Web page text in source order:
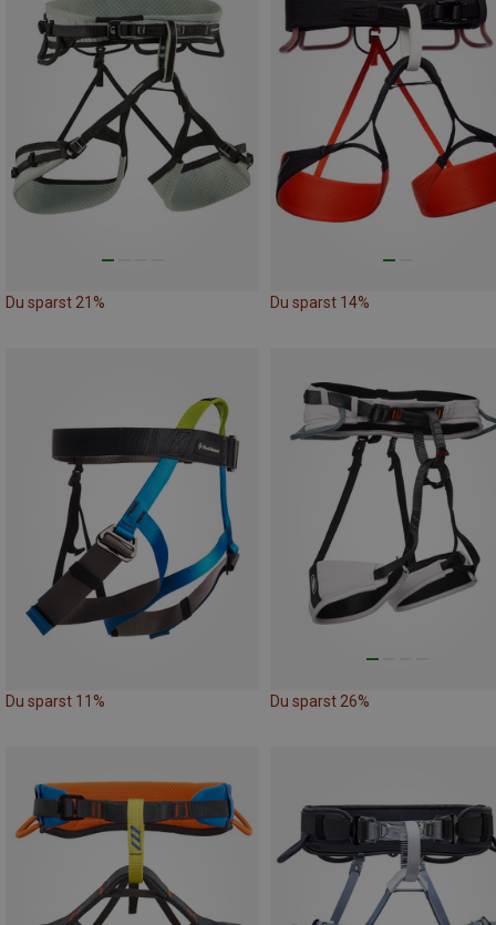
Du sparst 21% Du sparst 14%
Du sparst 11% Du sparst 26%